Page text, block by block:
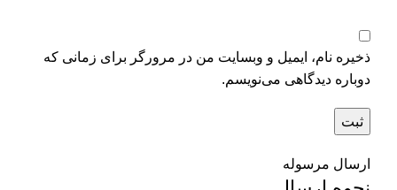
ذخیره نام، ایمیل و وبسایت من در مرورگر برای زمانی که
دوباره دیدگاهی می‌نویسم.
ارسال مرسوله